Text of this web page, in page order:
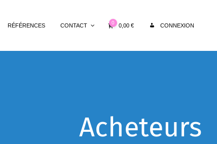
RÉFÉRENCES CONTACT 0 0,00 € CONNEXION
Acheteurs